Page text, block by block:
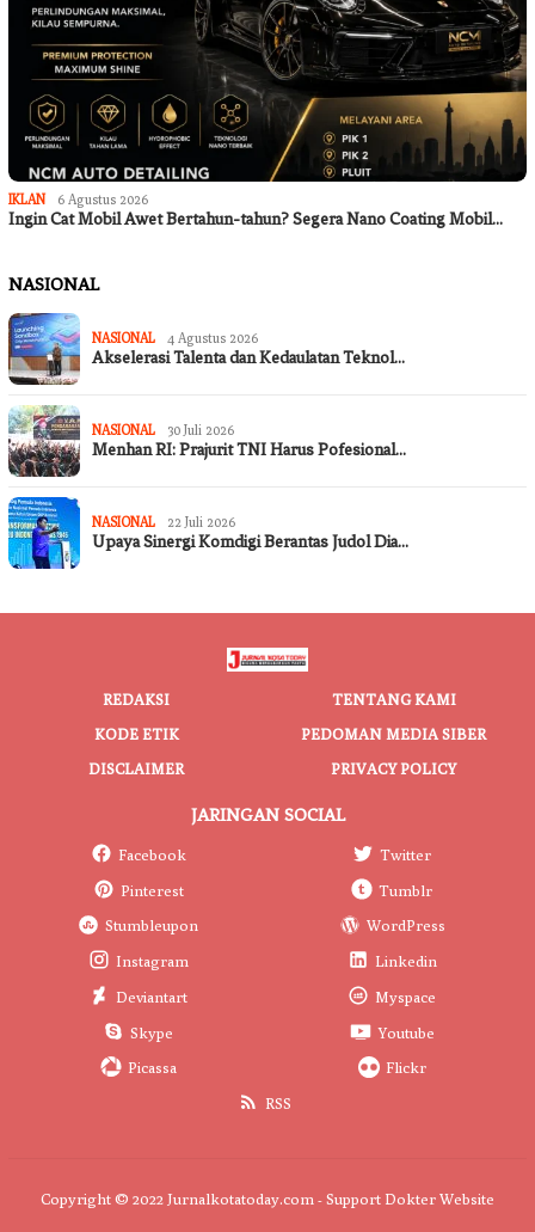
IKLAN 6 Agustus 2026
Ingin Cat Mobil Awet Bertahun-tahun? Segera Nano Coating Mobil…
NASIONAL
NASIONAL 4 Agustus 2026
Akselerasi Talenta dan Kedaulatan Teknol…
NASIONAL 30 Juli 2026
Menhan RI: Prajurit TNI Harus Pofesional…
NASIONAL 22 Juli 2026
Upaya Sinergi Komdigi Berantas Judol Dia…
REDAKSI
TENTANG KAMI
KODE ETIK
PEDOMAN MEDIA SIBER
DISCLAIMER
PRIVACY POLICY
JARINGAN SOCIAL
Facebook
Twitter
Pinterest
Tumblr
Stumbleupon
WordPress
Instagram
Linkedin
Deviantart
Myspace
Skype
Youtube
Picassa
Flickr
RSS
Copyright © 2022 Jurnalkotatoday.com - Support Dokter Website